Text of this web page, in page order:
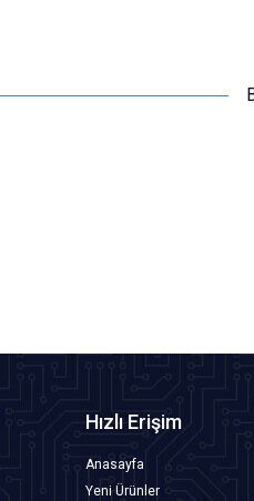
Hızlı Erişim
Anasayfa
Yeni Ürünler